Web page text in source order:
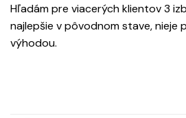
Hľadám pre viacerých klientov 3
najlepšie v pôvodnom stave, nieje
výhodou.